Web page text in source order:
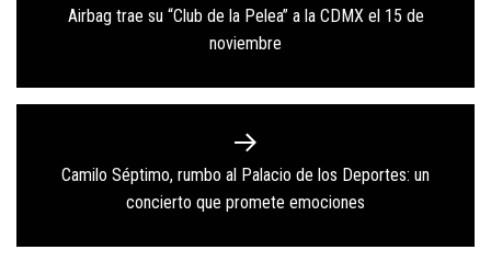
Previous
post:
Airbag trae su “Club de la Pelea” a la CDMX el 15 de
noviembre
Next
post:
Camilo Séptimo, rumbo al Palacio de los Deportes: un
concierto que promete emociones